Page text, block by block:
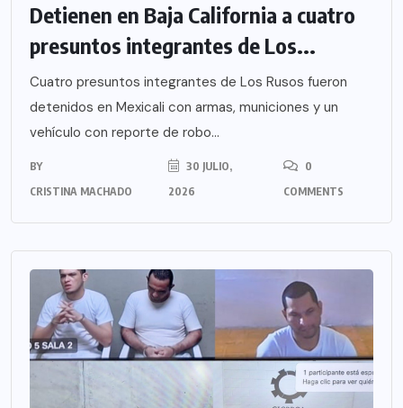
Detienen en Baja California a cuatro
presuntos integrantes de Los...
Cuatro presuntos integrantes de Los Rusos fueron
detenidos en Mexicali con armas, municiones y un
vehículo con reporte de robo...
BY
CRISTINA MACHADO
30 JULIO,
2026
0
COMMENTS